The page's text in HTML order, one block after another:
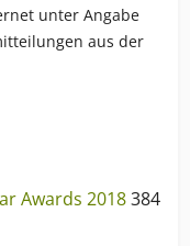
unter Angabe
aus der
Awards 2018384